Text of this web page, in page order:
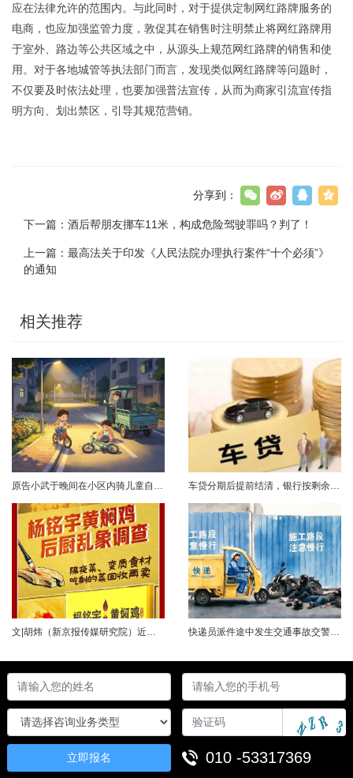
应在法律允许的范围内。与此同时，对于提供定制网红路牌服务的
电商，也应加强监管力度，敦促其在销售时注明禁止将网红路牌用
于室外、路边等公共区域之中，从源头上规范网红路牌的销售和使
用。对于各地城管等执法部门而言，发现类似网红路牌等问题时，
不仅要及时依法处理，也要加强普法宣传，从而为商家引流宣传指
明方向、划出禁区，引导其规范营销。
分享到：
下一篇： 酒后帮朋友挪车11米，构成危险驾驶罪吗？判了！
上一篇： 最高法关于印发《人民法院办理执行案件“十个必须”》
的通知
相关推荐
原告小武于晚间在小区内骑儿童自行车与被告常某驾驶的电动三轮车发生碰撞，致使小武受伤且自行车损坏。事发后，小武及其法定代理人与被告多次协商未果，遂诉至法院请求得到赔偿。菏泽经济开发区人民法院经审理后认为，被告常某驾驶电动三轮车，与骑儿童自行车的小武在小区内主干道发生碰撞一案事实清楚。小武作为一名年仅7岁的未成年人，骑儿童自行车由小道汇入主路时车速较快，致使在主路行驶的常某躲闪不及，并且事故发生时小武...... 车贷分期后提前结清，银行按剩余未摊本金9%收取违约金，借款人以条款无效、标准过高诉至法院，能否得到支持？近日，株洲市天元区法院审理了这起案件。（图源网络 侵删）基本案情2025年2月4日，李四（化名）与某银行分行签订汽车分期借款合同，约定借款46万元、分期60期偿还，按等本等息方式还款；合同明确提前还款违约金按剩余未摊本金9%收取，提前还款申请无法撤销，正常还款满24期提前还款可免收违约金。相关条......
立即报名 010 -53317369